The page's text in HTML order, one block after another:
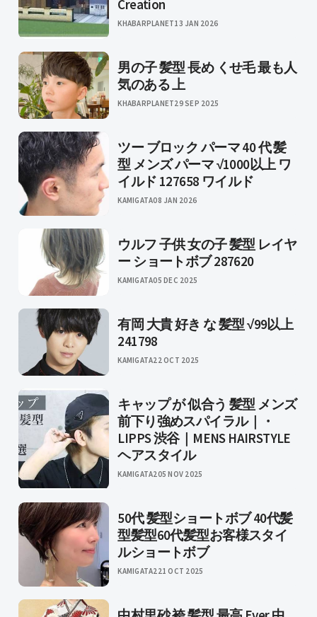
Creation
KHABARPLANET13 JAN 2026
男の子 髪型 長め くせ毛 最も人
気のある 上
KHABARPLANET29 SEP 2025
ツー ブロック パーマ 40 代 髪
型 メンズ パーマ √1000以上 ワ
イルド 127658 ワイルド
KAMIGATA08 JAN 2026
ウルフ 子供 女の子 髪型 レイヤ
ー ショートボブ 287620
KAMIGATA05 DEC 2025
有岡 大貴 好き な 髪型 √99以上
241798
KAMIGATA22 OCT 2025
キャップ が 似合う 髪型 メンズ
前下り強めスパイラル｜・
LIPPS 渋谷｜MENS HAIRSTYLE
ヘアスタイル
KAMIGATA205 NOV 2025
50代 髪型ショートボブ 40代髪
型髪型60代髪型お客様スタイ
ルショートボブ
KAMIGATA221 OCT 2025